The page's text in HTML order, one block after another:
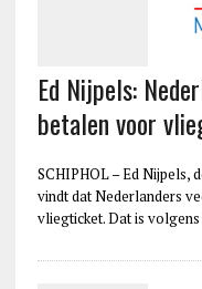
Ed Nijpels:
betalen voor
SCHIPHOL – Ed Nijpels,
vindt dat Nederlanders
vliegticket. Dat is